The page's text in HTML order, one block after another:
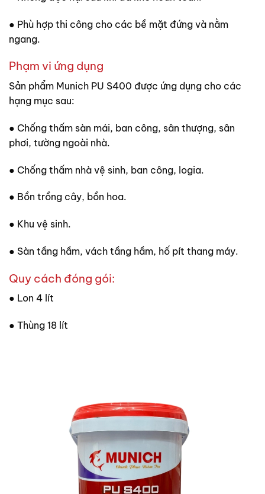
● Phù hợp thi công cho các bề mặt đứng và nằm
ngang.
Phạm vi ứng dụng
Sản phẩm Munich PU S400 được ứng dụng cho các
hạng mục sau:
● Chống thấm sàn mái, ban công, sân thượng, sân
phơi, tường ngoài nhà.
● Chống thấm nhà vệ sinh, ban công, logia.
● Bồn trồng cây, bồn hoa.
● Khu vệ sinh.
● Sàn tầng hầm, vách tầng hầm, hố pít thang máy.
Quy cách đóng gói:
● Lon 4 lít
● Thùng 18 lít